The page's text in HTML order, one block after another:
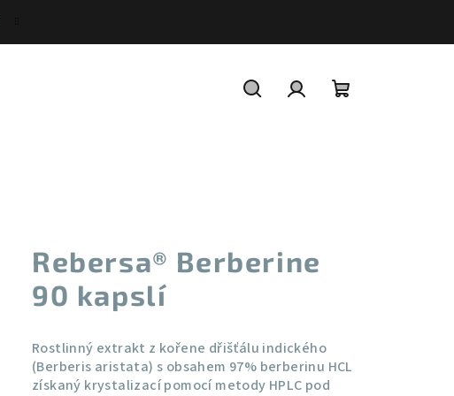
Rebersa® Berberine
90 kapslí
Rostlinný extrakt z kořene dřišťálu indického
(Berberis aristata) s obsahem 97% berberinu HCL
získaný krystalizací pomocí metody HPLC pod